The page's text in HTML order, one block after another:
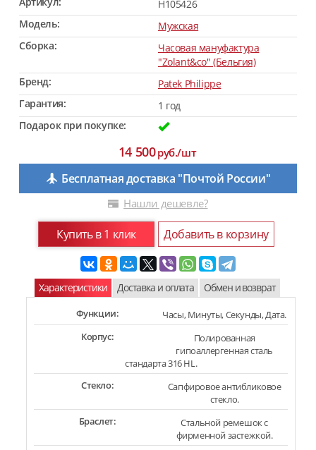
H105426
Модель:
Мужская
Сборка:
Часовая мануфактура
"Zolant&co" (Бельгия)
Бренд:
Patek Philippe
Гарантия:
1 год
Подарок при покупке:
14 500руб./шт
Бесплатная доставка "Почтой России"
Нашли дешевле?
Купить в 1 клик Добавить в корзину
Характеристики Доставка и оплата Обмен и возврат
Функции:
Часы, Минуты, Секунды, Дата.
Корпус:
Полированная
гипоаллергенная сталь
стандарта 316 HL.
Стекло:
Сапфировое антибликовое
стекло.
Браслет:
Стальной ремешок с
фирменной застежкой.